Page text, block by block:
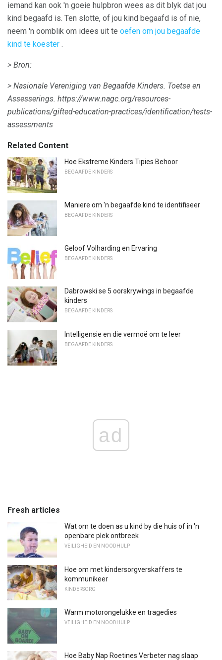
iemand kan ook 'n goeie hulpbron wees as dit blyk dat jou
kind begaafd is. Ten slotte, of jou kind begaafd is of nie,
neem 'n oomblik om idees uit te oefen om jou begaafde
kind te koester .
> Bron:
> Nasionale Vereniging van Begaafde Kinders. Toetse en
Assesserings. https://www.nagc.org/resources-
publications/gifted-education-practices/identification/tests-
assessments
Related Content
Hoe Ekstreme Kinders Tipies Behoor
BEGAAFDE KINDERS
Maniere om 'n begaafde kind te identifiseer
BEGAAFDE KINDERS
Geloof Volharding en Ervaring
BEGAAFDE KINDERS
Dabrowski se 5 oorskrywings in begaafde
kinders
BEGAAFDE KINDERS
Intelligensie en die vermoë om te leer
BEGAAFDE KINDERS
ad
Fresh articles
Wat om te doen as u kind by die huis of in 'n
openbare plek ontbreek
VEILIGHEID EN NOODHULP
Hoe om met kindersorgverskaffers te
kommunikeer
KINDERSORG
Warm motorongelukke en tragedies
VEILIGHEID EN NOODHULP
Hoe Baby Nap Roetines Verbeter nag slaap